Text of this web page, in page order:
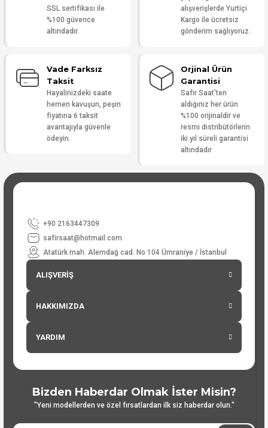
SSL sertifikası ile
%100 güvence
altındadır.
alışverişlerde Yurtiçi
Kargo ile ücretsiz
gönderim sağlıyoruz.
Vade Farksız
Taksit
Hayalinizdeki saate
hemen kavuşun, peşin
fiyatına 6 taksit
avantajıyla güvenle
ödeyin.
Orjinal Ürün
Garantisi
Safir Saat'ten
aldığınız her ürün
%100 orijinaldir ve
resmi distribütörlerin
iki yıl süreli garantisi
altındadır
+90 2163447309
safirsaat@hotmail.com
Atatürk mah. Alemdağ cad. No 104 Ümraniye / İstanbul
ALIŞVERİŞ
HAKKIMIZDA
YARDIM
Bizden Haberdar Olmak İster Misin?
"Yeni modellerden ve özel fırsatlardan ilk siz haberdar olun."